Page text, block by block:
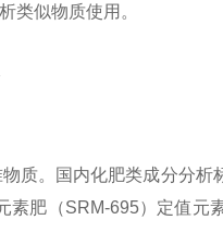
类似物质使用。
质。国内化肥类成分分析
素肥（SRM-695）定值元